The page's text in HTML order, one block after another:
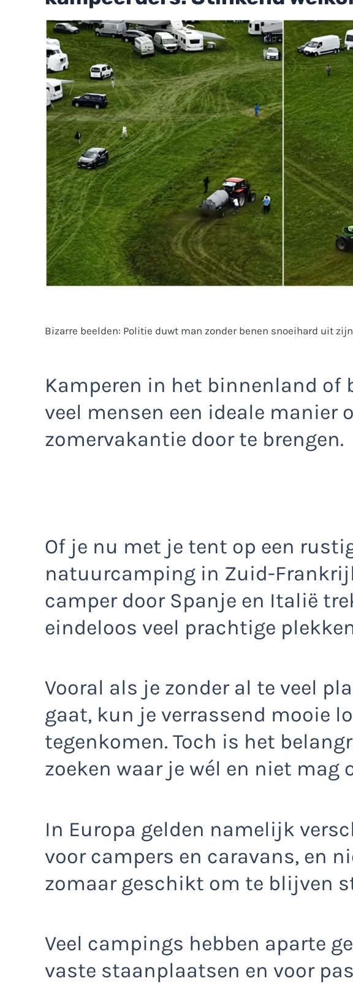
Bizarre beelden: Politie duwt man zonder benen snoeihard uit
Kamperen in het binnenland of
veel mensen een ideale manier
zomervakantie door te brengen.
Of je nu met je tent op een
natuurcamping in Zuid-
camper door Spanje en Italië
eindeloos veel prachtige
Vooral als je zonder al te veel
gaat, kun je verrassend mooie
tegenkomen. Toch is het
zoeken waar je wél en niet mag
In Europa gelden namelijk
voor campers en caravans, en
zomaar geschikt om te blijven
Veel campings hebben aparte
vaste staanplaatsen en voor